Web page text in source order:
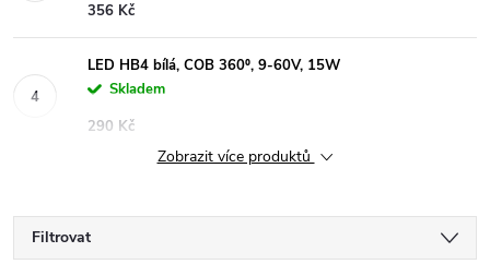
356 Kč
LED HB4 bílá, COB 360⁰, 9-60V, 15W
Skladem
290 Kč
Zobrazit více produktů
Filtrovat